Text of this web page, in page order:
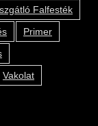
Falfesték
Primer
Vakolat